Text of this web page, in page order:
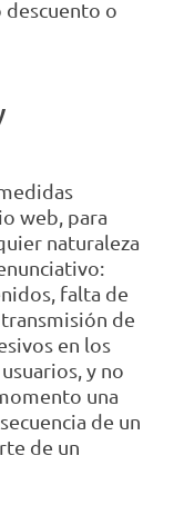
descuento o
web, para
naturaleza
falta de
de
en los
y no
una
de un
de un